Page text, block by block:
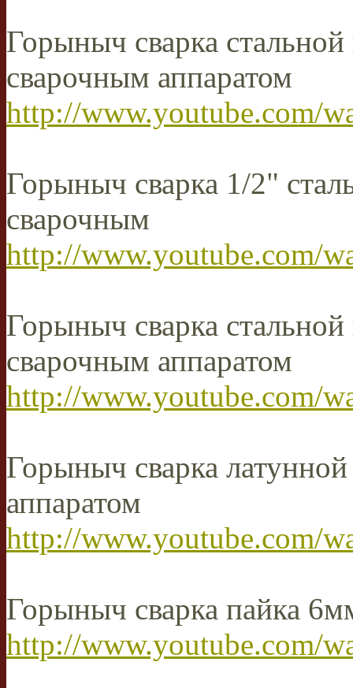
Горыныч сварка
сварочным аппаратом
http://www.youtube.com/
Горыныч сварка 1/2"
сварочным
http://www.youtube.com/
Горыныч сварка
сварочным аппаратом
http://www.youtube.com/
Горыныч сварка
аппаратом
http://www.youtube.com/
Горыныч сварка пайка
http://www.youtube.com/